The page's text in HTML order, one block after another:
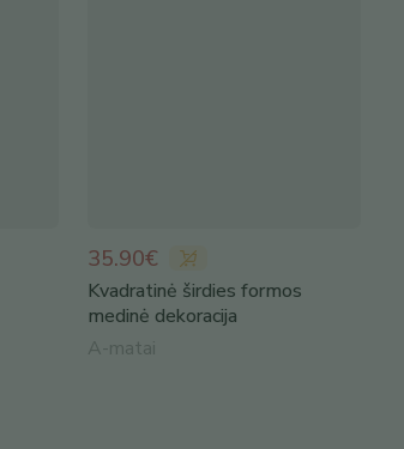
35.90€
Kvadratinė širdies formos
medinė dekoracija
A-matai